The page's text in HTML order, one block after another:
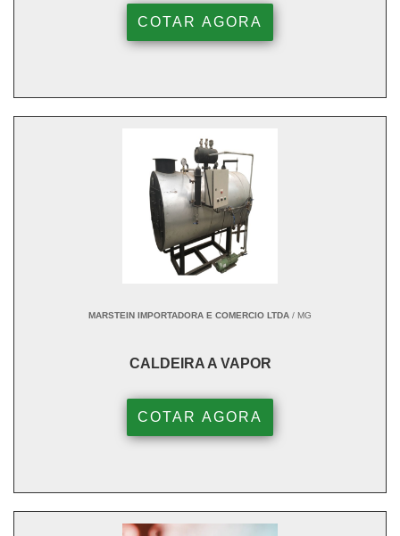
COTAR AGORA
MARSTEIN IMPORTADORA E COMERCIO LTDA / MG
CALDEIRA A VAPOR
COTAR AGORA